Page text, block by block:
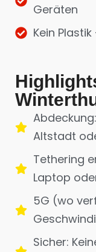
Geräten
Kein
Altstadt
Tethering
Laptop
5G (wo
Sicher: